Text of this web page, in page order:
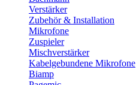
Verstärker
Zubehör & Installation
Mikrofone
Zuspieler
Mischverstärker
Kabelgebundene Mikrofone
Biamp